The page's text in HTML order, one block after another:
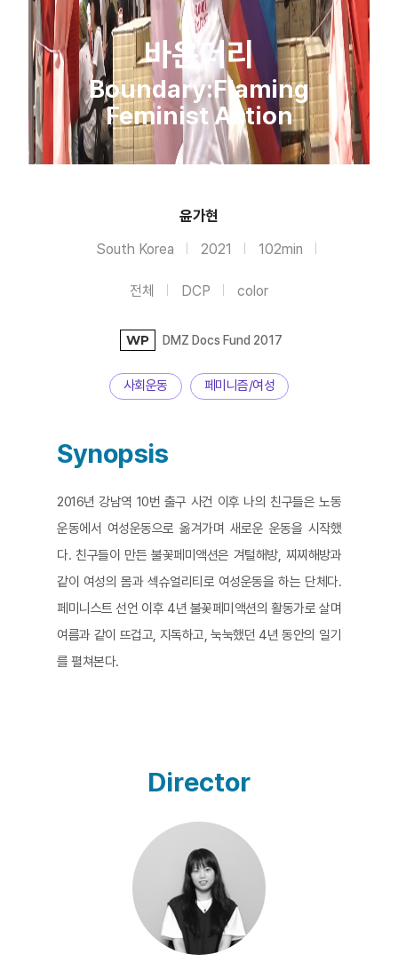
바운더리
Boundary:Flaming
Feminist Action
윤가현
South Korea 2021 102min
전체 DCP color
WP DMZ Docs Fund 2017
사회운동 페미니즘/여성
Synopsis
2016년 강남역 10번 출구 사건 이후 나의 친구들은 노동
운동에서 여성운동으로 옮겨가며 새로운 운동을 시작했
다. 친구들이 만든 불꽃페미액션은 겨털해방, 찌찌해방과
같이 여성의 몸과 섹슈얼리티로 여성운동을 하는 단체다.
페미니스트 선언 이후 4년 불꽃페미액션의 활동가로 살며
여름과 같이 뜨겁고, 지독하고, 눅눅했던 4년 동안의 일기
를 펼쳐본다.
Director